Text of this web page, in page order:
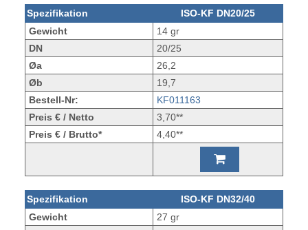
Spezifikation
ISO-KF DN20/25
Gewicht
14 gr
DN
20/25
Øa
26,2
Øb
19,7
Bestell-Nr:
KF011163
Preis € / Netto
3,70**
Preis € / Brutto*
4,40**
Spezifikation
ISO-KF DN32/40
Gewicht
27 gr